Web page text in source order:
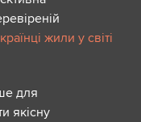
жили у світі
для
якісну